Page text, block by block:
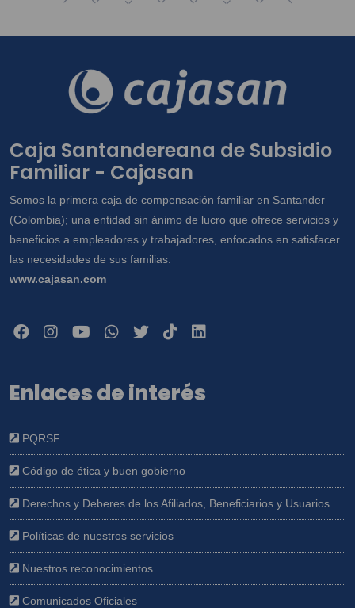
Caja Santandereana de Subsidio
Familiar - Cajasan
Somos la primera caja de compensación familiar en Santander
(Colombia); una entidad sin ánimo de lucro que ofrece servicios y
beneficios a empleadores y trabajadores, enfocados en satisfacer
las necesidades de sus familias.
www.cajasan.com
Enlaces de interés
PQRSF
Código de ética y buen gobierno
Derechos y Deberes de los Afiliados, Beneficiarios y Usuarios
Políticas de nuestros servicios
Nuestros reconocimientos
Comunicados Oficiales